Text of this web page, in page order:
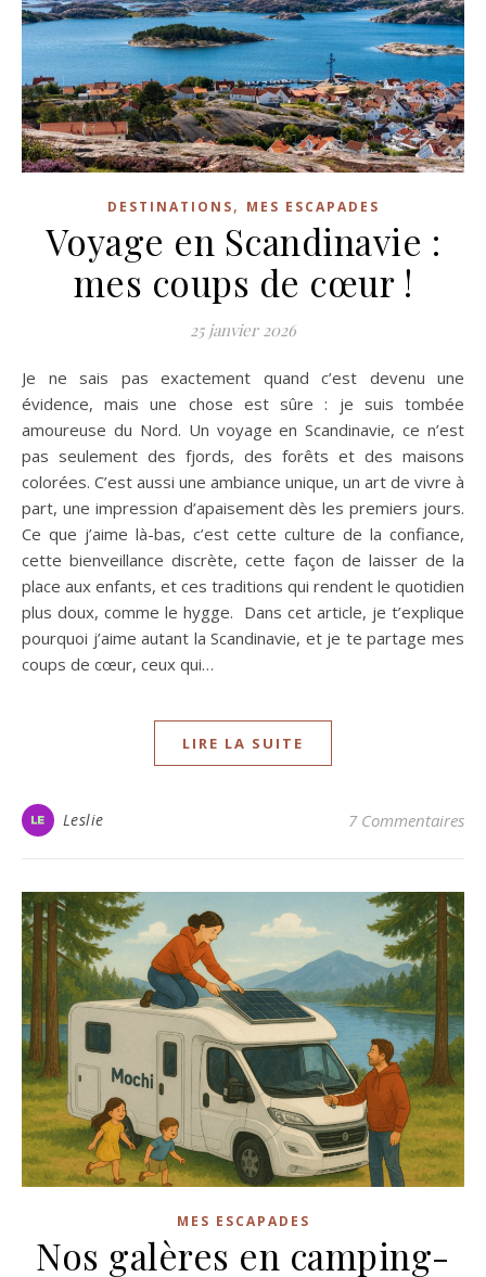
DESTINATIONS, MES ESCAPADES
Voyage en Scandinavie :
mes coups de cœur !
25 janvier 2026
Je ne sais pas exactement quand c’est devenu une
évidence, mais une chose est sûre : je suis tombée
amoureuse du Nord. Un voyage en Scandinavie, ce n’est
pas seulement des fjords, des forêts et des maisons
colorées. C’est aussi une ambiance unique, un art de vivre à
part, une impression d’apaisement dès les premiers jours.
Ce que j’aime là-bas, c’est cette culture de la confiance,
cette bienveillance discrète, cette façon de laisser de la
place aux enfants, et ces traditions qui rendent le quotidien
plus doux, comme le hygge. Dans cet article, je t’explique
pourquoi j’aime autant la Scandinavie, et je te partage mes
coups de cœur, ceux qui…
LIRE LA SUITE
Leslie 7 Commentaires
MES ESCAPADES
Nos galères en camping-